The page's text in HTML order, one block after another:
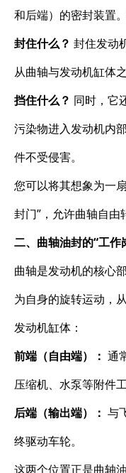
和后端）的密封装置
封住什么？ 封住发动
从曲轴与发动机缸体
挡住什么？ 同时，它
污染物进入发动机内
件不受侵害。
您可以将其想象为一
封门”，允许曲轴自由
二、曲轴油封的“工作
曲轴是发动机的核心
为自身的旋转运动，
发动机缸体：
前端（自由端）：
通
压缩机、水泵等附件工
后端（输出端）：
与
终驱动车轮。
这两个位置正是曲轴